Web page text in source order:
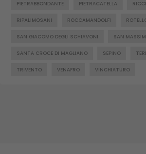
PIETRABBONDANTE PIETRACATELLA
RIPALIMOSANI ROCCAMANDOLFI
SAN GIACOMO DEGLI SCHIAVONI SAN
SANTA CROCE DI MAGLIANO SEPINO
TRIVENTO VENAFRO VINCHIATURO